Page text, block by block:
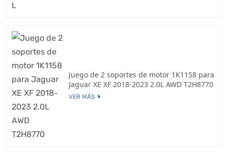
Juego de 2 soportes de motor 1K1158 para
Jaguar XE XF 2018-2023 2.0L AWD T2H8770
VER MÁS